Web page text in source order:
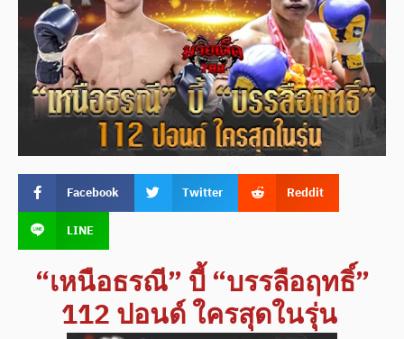
Facebook Twitter
Reddit
LINE
“เหนือธรณี” บี้ “บรรลือฤทธิ์”
112 ปอนด์ ใครสุดในรุ่น